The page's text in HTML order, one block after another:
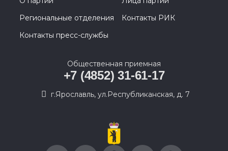
Региональные отделения
Контакты РИК
Контакты пресс-службы
Общественная приемная
+7 (4852) 31-61-17
г.Ярославль, ул.Республиканская, д. 7